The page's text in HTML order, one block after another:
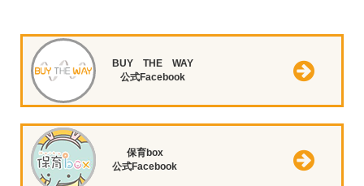
BUY THE WAY
公式Facebook
保育box
公式Facebook